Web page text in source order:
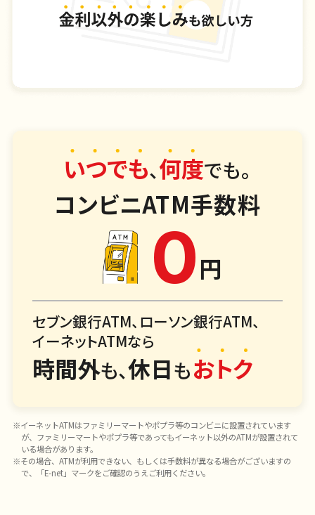
いつでも、何度でも。
コンビニATM手数料
0円
セブン銀行ATM、ローソン銀行ATM、
イーネットATMなら
時間外も、休日もおトク
※イーネットATMはファミリーマートやポプラ等のコンビニに設置されています
が、ファミリーマートやポプラ等であってもイーネット以外のATMが設置されて
いる場合があります。
※その場合、ATMが利用できない、もしくは手数料が異なる場合がございますの
で、「E-net」マークをご確認のうえご利用ください。